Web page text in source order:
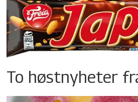
To høstnyheter